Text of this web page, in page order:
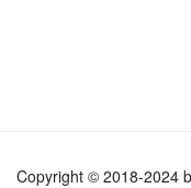
Copyright © 2018-2024